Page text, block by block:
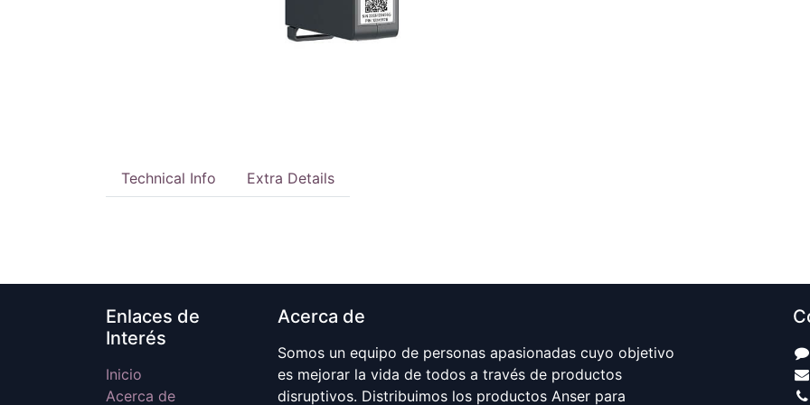
Technical Info Extra Details
Enlaces de
Interés
Inicio
Acerca de
Acerca de
Somos un equipo de personas apasionadas cuyo objetivo
es mejorar la vida de todos a través de productos
disruptivos. Distribuimos los productos Anser para